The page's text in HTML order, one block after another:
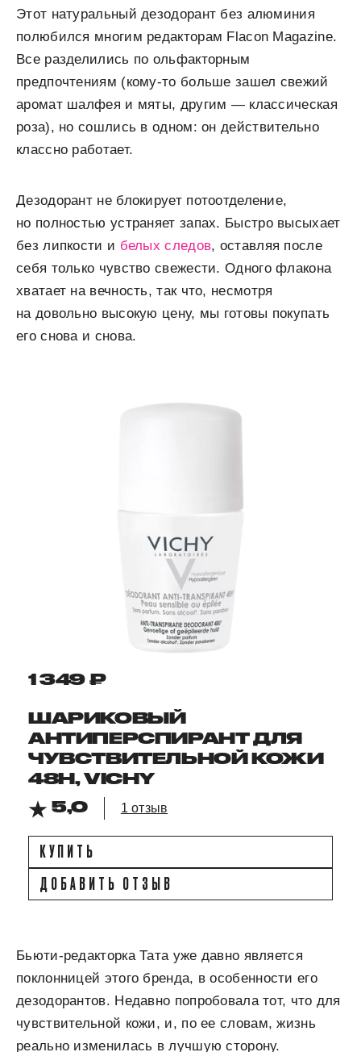
Этот натуральный дезодорант без алюминия
полюбился многим редакторам Flacon Magazine.
Все разделились по ольфакторным
предпочтениям (кому-то больше зашел свежий
аромат шалфея и мяты, другим — классическая
роза), но сошлись в одном: он действительно
классно работает.
Дезодорант не блокирует потоотделение,
но полностью устраняет запах. Быстро высыхает
без липкости и белых следов, оставляя после
себя только чувство свежести. Одного флакона
хватает на вечность, так что, несмотря
на довольно высокую цену, мы готовы покупать
его снова и снова.
1 349 ₽
ШАРИКОВЫЙ
АНТИПЕРСПИРАНТ ДЛЯ
ЧУВСТВИТЕЛЬНОЙ КОЖИ
48H, VICHY
5,0
1 отзыв
КУПИТЬ
ДОБАВИТЬ ОТЗЫВ
Бьюти-редакторка Тата уже давно является
поклонницей этого бренда, в особенности его
дезодорантов. Недавно попробовала тот, что для
чувствительной кожи, и, по ее словам, жизнь
реально изменилась в лучшую сторону.